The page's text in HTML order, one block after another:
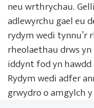
neu wrthrychau.
adlewyrchu gael eu
rydym wedi tynnu’r
rheolaethau drws
iddynt fod yn hawdd
Rydym wedi adfer
grwydro o amgylch